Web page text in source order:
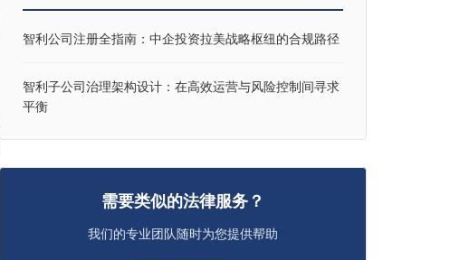
智利公司注册全指南：中企投资拉美战略枢纽的合规路径
智利子公司治理架构设计：在高效运营与风险控制间寻求
平衡
需要类似的法律服务？
我们的专业团队随时为您提供帮助